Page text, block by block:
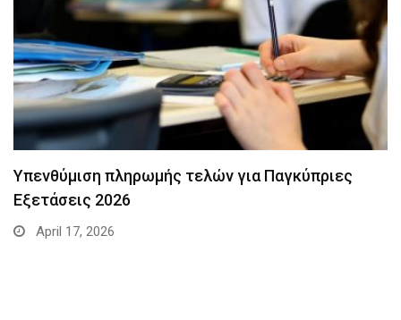
Υπενθύμιση πληρωμής τελών για Παγκύπριες
Εξετάσεις 2026
April 17, 2026